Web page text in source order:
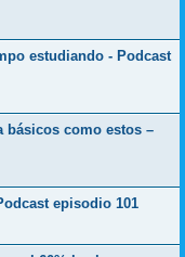
estudiando - Podcast
básicos como estos –
episodio 101